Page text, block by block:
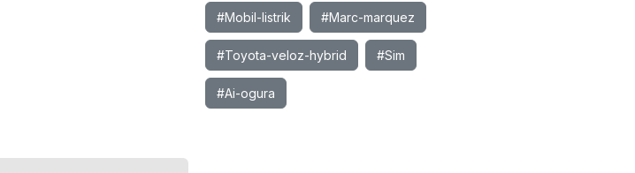
#Mobil-listrik #Marc-marquez
#Toyota-veloz-hybrid #Sim
#Ai-ogura